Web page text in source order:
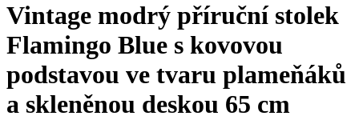
Vintage modrý příruční stolek
Flamingo Blue s kovovou
podstavou ve tvaru plameňáků
a skleněnou deskou 65 cm